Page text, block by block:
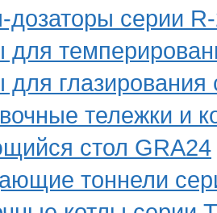
серии
глазирования
тележки и
стол GRA24
тоннели